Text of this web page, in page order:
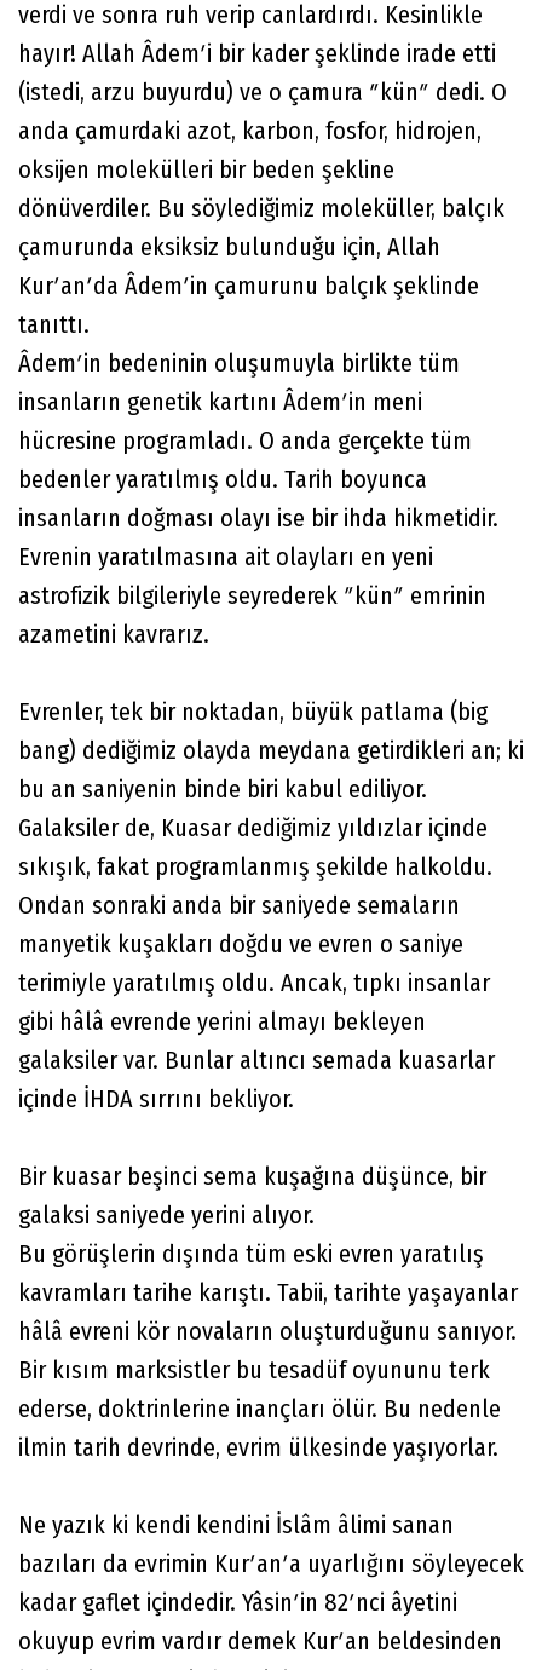
verdi ve sonra ruh verip canlardırdı. Kesinlikle
hayır! Allah Âdemʹi bir kader şeklinde irade etti
(istedi, arzu buyurdu) ve o çamura ʺkünʺ dedi. O
anda çamurdaki azot, karbon, fosfor, hidrojen,
oksijen molekülleri bir beden şekline
dönüverdiler. Bu söylediğimiz moleküller, balçık
çamurunda eksiksiz bulunduğu için, Allah
Kurʹanʹda Âdemʹin çamurunu balçık şeklinde
tanıttı.
Âdemʹin bedeninin oluşumuyla birlikte tüm
insanların genetik kartını Âdemʹin meni
hücresine programladı. O anda gerçekte tüm
bedenler yaratılmış oldu. Tarih boyunca
insanların doğması olayı ise bir ihda hikmetidir.
Evrenin yaratılmasına ait olayları en yeni
astrofizik bilgileriyle seyrederek ʺkünʺ emrinin
azametini kavrarız.
Evrenler, tek bir noktadan, büyük patlama (big
bang) dediğimiz olayda meydana getirdikleri an; ki
bu an saniyenin binde biri kabul ediliyor.
Galaksiler de, Kuasar dediğimiz yıldızlar içinde
sıkışık, fakat programlanmış şekilde halkoldu.
Ondan sonraki anda bir saniyede semaların
manyetik kuşakları doğdu ve evren o saniye
terimiyle yaratılmış oldu. Ancak, tıpkı insanlar
gibi hâlâ evrende yerini almayı bekleyen
galaksiler var. Bunlar altıncı semada kuasarlar
içinde İHDA sırrını bekliyor.
Bir kuasar beşinci sema kuşağına düşünce, bir
galaksi saniyede yerini alıyor.
Bu görüşlerin dışında tüm eski evren yaratılış
kavramları tarihe karıştı. Tabii, tarihte yaşayanlar
hâlâ evreni kör novaların oluşturduğunu sanıyor.
Bir kısım marksistler bu tesadüf oyununu terk
ederse, doktrinlerine inançları ölür. Bu nedenle
ilmin tarih devrinde, evrim ülkesinde yaşıyorlar.
Ne yazık ki kendi kendini İslâm âlimi sanan
bazıları da evrimin Kurʹanʹa uyarlığını söyleyecek
kadar gaflet içindedir. Yâsinʹin 82ʹnci âyetini
okuyup evrim vardır demek Kurʹan beldesinden